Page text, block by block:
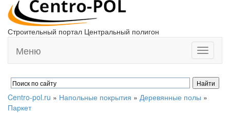
Строительный портал Центральный полигон
Toggle
Меню
Centro-pol.ru » Напольные покрытия » Деревянные полы »
Паркет